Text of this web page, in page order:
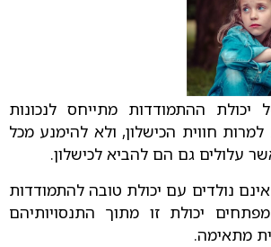
יכולת ההתמודדות מתייחס לנכונות
חווית הכישלון, ולא להימנע מכל
עלולים גם הם להביא לכישלון.
נולדים עם יכולת טובה להתמודדות
יכולת זו מתוך התנסויותיהם
מתאימה.